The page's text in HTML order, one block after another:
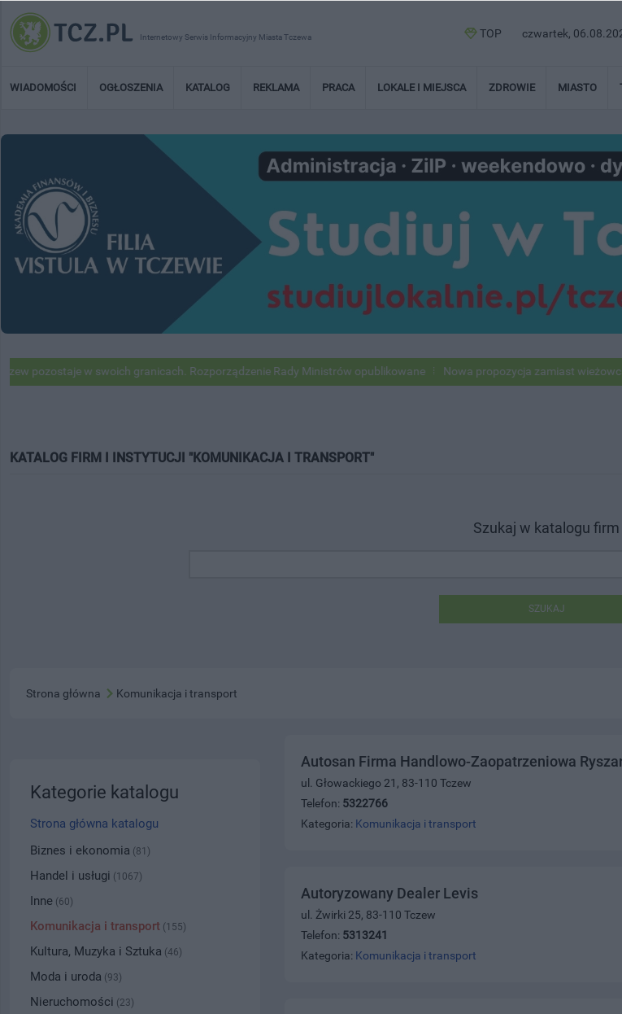
Internetowy Serwis Informacyjny Miasta Tczewa TOP czwartek,
WIADOMOŚCI OGŁOSZENIA KATALOG REKLAMA PRACA LOKALE I MIEJSCA ZDROWIE MIASTO
w swoich granicach. Rozporządzenie Rady Ministrów opublikowane Nowa propozycja zamiast wieżowca na
KATALOG FIRM I INSTYTUCJI "KOMUNIKACJA I TRANSPORT"
Szukaj w katalogu firm
SZUKAJ
Strona główna Komunikacja i transport
Autosan Firma Handlowo-Zaopatrzeniowa
ul. Głowackiego 21, 83-110 Tczew
Telefon: 5322766
Kategoria: Komunikacja i transport
Autoryzowany Dealer Levis
ul. Żwirki 25, 83-110 Tczew
Telefon: 5313241
Kategoria: Komunikacja i transport
Kategorie katalogu
Strona główna katalogu
Biznes i ekonomia (81)
Handel i usługi (1067)
Inne (60)
Komunikacja i transport (155)
Kultura, Muzyka i Sztuka (46)
Moda i uroda (93)
Nieruchomości (23)